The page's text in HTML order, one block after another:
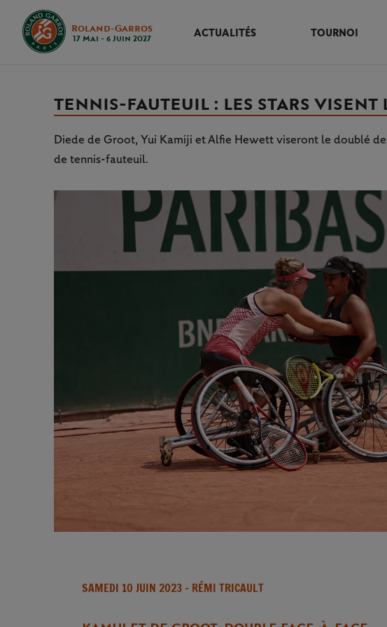
Roland-Garros
17 Mai - 6 Juin 2027
ACTUALITÉS TOURNOI
TENNIS-FAUTEUIL : LES STARS VISENT
Diede de Groot, Yui Kamiji et Alfie Hewett viseront le doublé
de tennis-fauteuil.
SAMEDI 10 JUIN 2023 - RÉMI TRICAULT